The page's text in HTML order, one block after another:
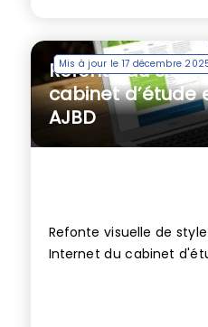
Mis à jour le 17 décembre
Refonte du site
cabinet d’étude
AJBD
Refonte visuelle de
Internet du cabinet